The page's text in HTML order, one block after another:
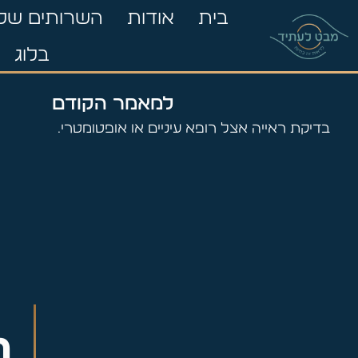
בית אודות
השרותים
בלוג
למאמר הקודם
בדיקת ראייה אצל רופא עיניים או אופטומטריסט